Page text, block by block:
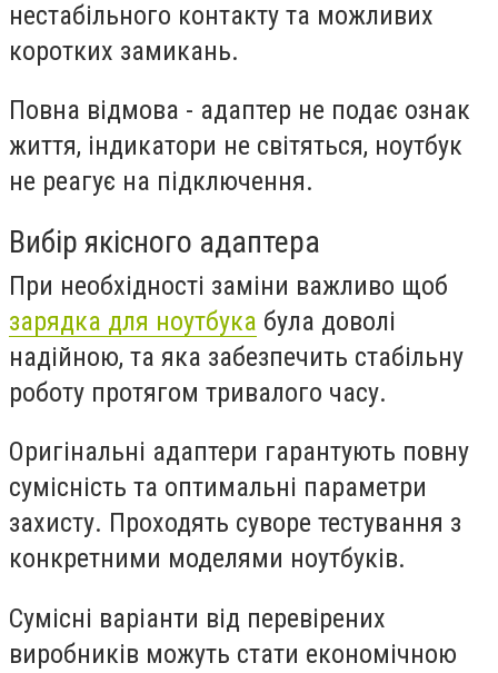
нестабільного контакту та можливих
коротких замикань.
Повна відмова - адаптер не подає ознак
життя, індикатори не світяться, ноутбук
не реагує на підключення.
Вибір якісного адаптера
При необхідності заміни важливо щоб
зарядка для ноутбука була доволі
надійною, та яка забезпечить стабільну
роботу протягом тривалого часу.
Оригінальні адаптери гарантують повну
сумісність та оптимальні параметри
захисту. Проходять суворе тестування з
конкретними моделями ноутбуків.
Сумісні варіанти від перевірених
виробників можуть стати економічною